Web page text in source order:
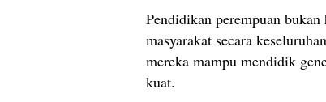
Pendidikan perempuan
masyarakat secara
mereka mampu mendidik
kuat.